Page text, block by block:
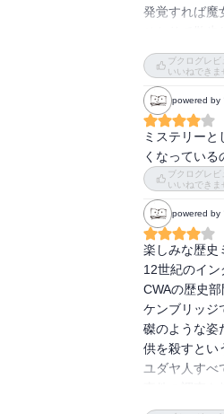
発覚すれば魔
現代人には
そして仕事は
この時代に科
ハエのたかる
読んでいくと
宗教裁判な
アデリアも正
上下巻に分か
最初の１節に
早くもその中
まあ状況証拠
お陰で容疑者
さて犯人は誰
ブクログレビ
いいねできま
powered by
ミステリー
くなっている
ブクログレビ
いいねできま
powered by
楽しみな歴史
12世紀のイン
CWAの歴史
ケンブリッジ
磔のような姿
供を殺すとい
ユダヤ人すべ
マチルダ女